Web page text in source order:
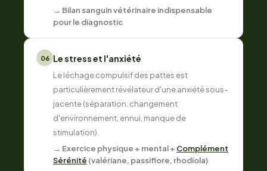
→ Bilan sanguin vétérinaire indispensable
pour le diagnostic
06 Le stress et l'anxiété
Le léchage compulsif des pattes est
particulièrement révélateur d'une anxiété sous-
jacente (séparation, changement
d'environnement, ennui, manque de
stimulation).
→ Exercice physique + mental + Complément
Sérénité (valériane, passiflore, rhodiola)